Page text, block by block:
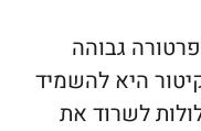
להשמיד
את